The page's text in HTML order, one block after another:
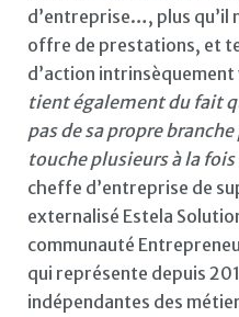
d’entreprise…, plus qu’il
offre de prestations, et
d’action
tient également du fait
pas de sa propre
touche plusieurs à la fois
cheffe d’entreprise de
externalisé Estela
communauté
qui représente depuis
indépendantes des